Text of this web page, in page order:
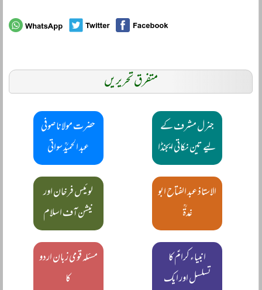
متفرق تحریریں
جنرل مشرف کے
لیے تین نکاتی ایجنڈا
حضرت مولانا صوفی
عبد الحمیدؒ سواتی
الاستاذ عبد الفتاح ابو
غدۃؒ
لوئیس فرخان اور
نیشن آف اسلام
انبیاء کرامؑ کا
تسلسل اور ایک
مسئلہ قومی زبان اردو
کا